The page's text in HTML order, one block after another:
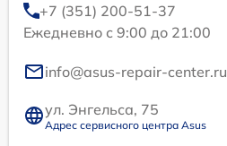
+7 (351) 200-51-37
Ежедневно с 9:00 до 21:00
info@asus-repair-center.ru
ул. Энгельса, 75
Адрес сервисного центра Asus